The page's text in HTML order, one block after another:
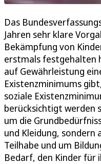
Das
Jahren sehr klare
Bekämpfung von
erstmals festgehalten
auf Gewährleistung
Existenzminimums
soziale
berücksichtigt werden
um die
und Kleidung, sondern
Teilhabe und um
Bedarf, den Kinder für